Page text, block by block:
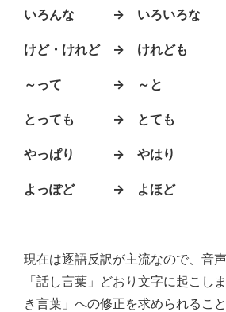
いろんな → いろいろな
けど・けれど → けれども
～って → ～と
とっても → とても
やっぱり → やはり
よっぽど → よほど
現在は逐語反訳が主流なので、音
「話し言葉」どおり文字に起こし
き言葉」への修正を求められるこ